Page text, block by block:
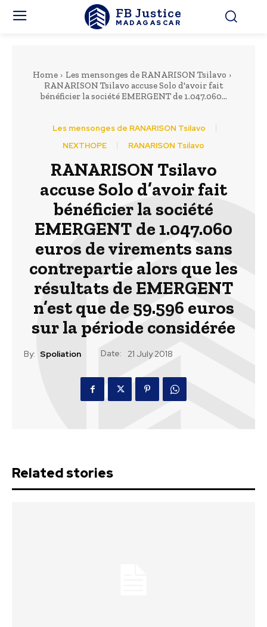
FB Justice
MADAGASCAR
Home
Les mensonges de RANARISON Tsilavo
RANARISON Tsilavo accuse Solo d'avoir fait
bénéficier la société EMERGENT de 1.047.060...
Les mensonges de RANARISON Tsilavo
NEXTHOPE
RANARISON Tsilavo
RANARISON Tsilavo
accuse Solo d’avoir fait
bénéficier la société
EMERGENT de 1.047.060
euros de virements sans
contrepartie alors que les
résultats de EMERGENT
n’est que de 59.596 euros
sur la période considérée
By: Spoliation Date: 21 July 2018
Related stories